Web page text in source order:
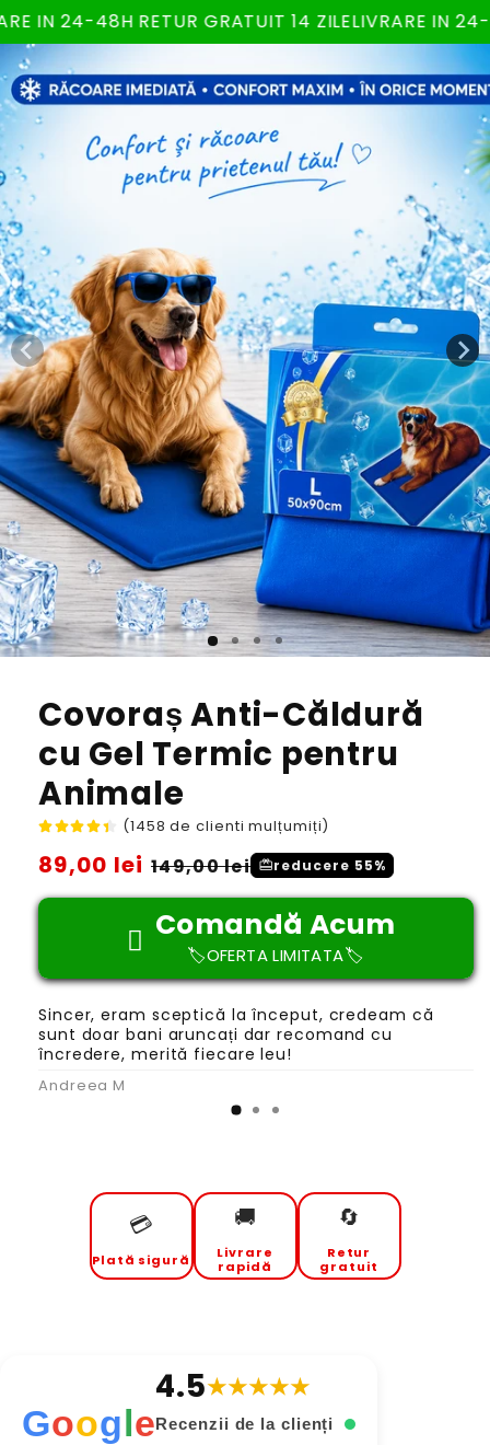
Salt la
conținut
48H RETUR GRATUIT 14 ZILE LIVRARE IN 24-48H
Salt la
informațiile
despre
produs
Covoraș Anti-Căldură
cu Gel Termic pentru
Animale
(1458 de clienti mulțumiți)
Preț
obișnuit
89,00 lei Preț
redus
149,00 lei redeemreducere 55%
Comandă Acum
🏷️OFERTA LIMITATA🏷️
Sincer, eram sceptică la început, credeam că
sunt doar bani aruncați dar recomand cu
încredere, merită fiecare leu!
Andreea M
💳
Plată sigură
🚚
Livrare
rapidă
🔄
Retur
gratuit
Google
4.5★★★★★
Recenzii de la clienți